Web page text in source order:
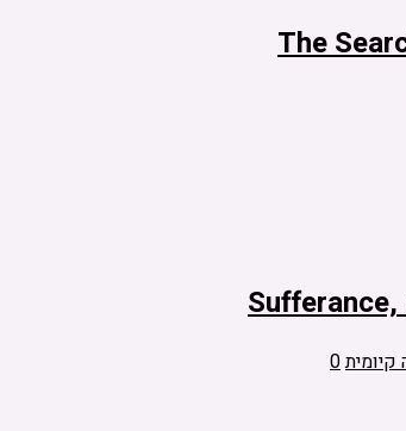
The
Sufferance,
קיומית0